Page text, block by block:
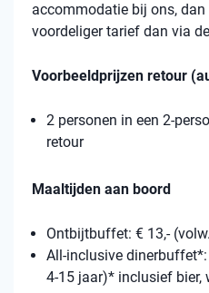
accommodatie bij ons,
voordeliger tarief dan via
Voorbeeldprijzen retour
2 personen in een 2-
retour
Maaltijden aan boord
Ontbijtbuffet: € 13,-
All-inclusive
4-15 jaar)* inclusief bier,